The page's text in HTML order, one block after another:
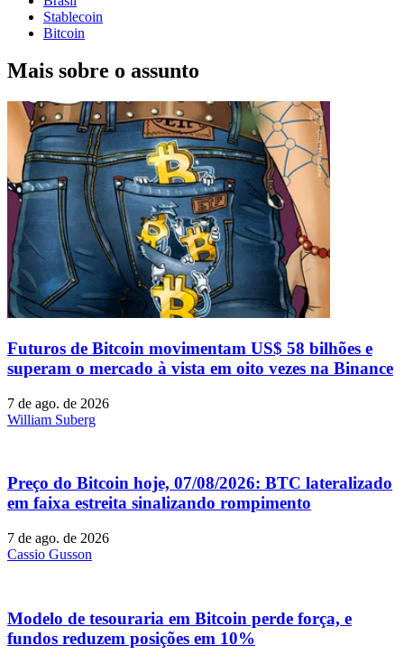
Stablecoin
Bitcoin
Mais sobre o assunto
Futuros de Bitcoin movimentam US$ 58 bilhões e
superam o mercado à vista em oito vezes na Binance
7 de ago. de 2026
William Suberg
Preço do Bitcoin hoje, 07/08/2026: BTC lateralizado
em faixa estreita sinalizando rompimento
7 de ago. de 2026
Cassio Gusson
Modelo de tesouraria em Bitcoin perde força, e
fundos reduzem posições em 10%